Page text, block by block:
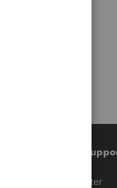
Training &
Training Center